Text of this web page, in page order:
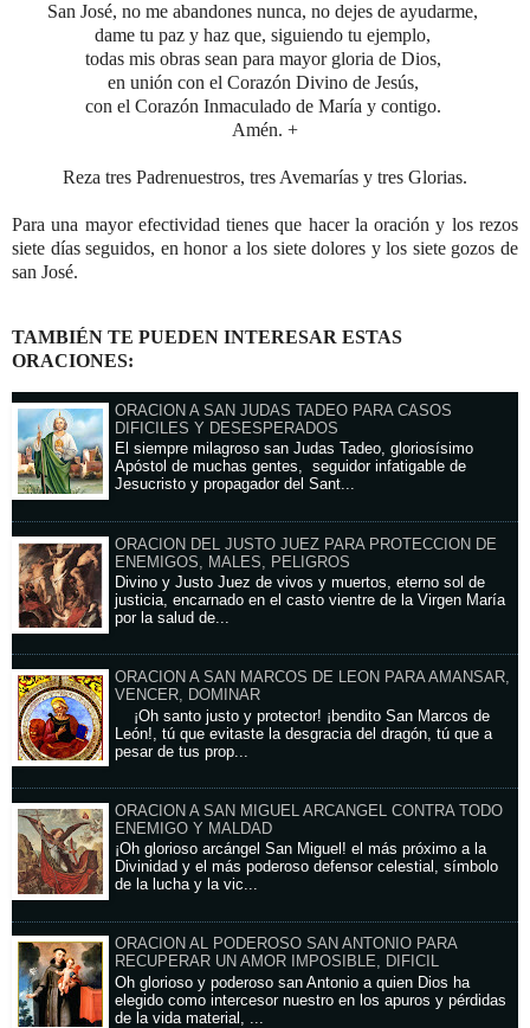
San José, no me abandones nunca, no dejes de ayudarme,
dame tu paz y haz que, siguiendo tu ejemplo,
todas mis obras sean para mayor gloria de Dios,
en unión con el Corazón Divino de Jesús,
con el Corazón Inmaculado de María y contigo.
Amén. +
Reza tres Padrenuestros, tres Avemarías y tres Glorias.
Para una mayor efectividad tienes que hacer la oración y los rezos
siete días seguidos, en honor a los siete dolores y los siete gozos de
san José.
TAMBIÉN TE PUEDEN INTERESAR ESTAS
ORACIONES:
ORACION A SAN JUDAS TADEO PARA CASOS
DIFICILES Y DESESPERADOS
El siempre milagroso san Judas Tadeo, gloriosísimo
Apóstol de muchas gentes, seguidor infatigable de
Jesucristo y propagador del Sant...
ORACION DEL JUSTO JUEZ PARA PROTECCION DE
ENEMIGOS, MALES, PELIGROS
Divino y Justo Juez de vivos y muertos, eterno sol de
justicia, encarnado en el casto vientre de la Virgen María
por la salud de...
ORACION A SAN MARCOS DE LEON PARA AMANSAR,
VENCER, DOMINAR
¡Oh santo justo y protector! ¡bendito San Marcos de
León!, tú que evitaste la desgracia del dragón, tú que a
pesar de tus prop...
ORACION A SAN MIGUEL ARCANGEL CONTRA TODO
ENEMIGO Y MALDAD
¡Oh glorioso arcángel San Miguel! el más próximo a la
Divinidad y el más poderoso defensor celestial, símbolo
de la lucha y la vic...
ORACION AL PODEROSO SAN ANTONIO PARA
RECUPERAR UN AMOR IMPOSIBLE, DIFICIL
Oh glorioso y poderoso san Antonio a quien Dios ha
elegido como intercesor nuestro en los apuros y pérdidas
de la vida material, ...